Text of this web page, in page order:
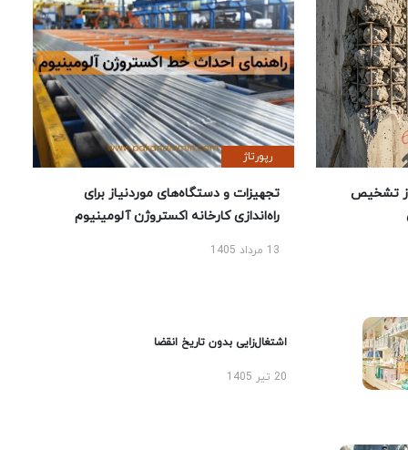
تشخیص
رپورتاژ
تجهیزات و دستگاه‌های موردنیاز برای
راه‌اندازی کارخانه اکستروژن آلومینیوم
13 مرداد 1405
اشتغال‌زایی بدون تاریخ انقضا
20 تیر 1405